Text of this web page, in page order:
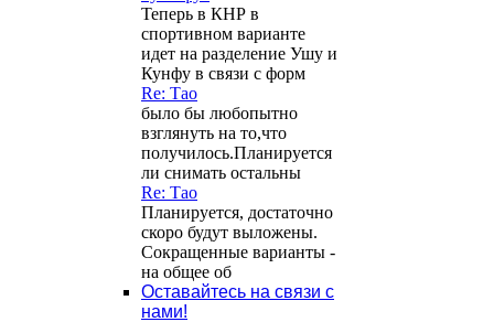
Теперь в КНР в
спортивном варианте
идет на разделение Ушу и
Кунфу в связи с форм
Re: Тао
было бы любопытно
взглянуть на то,что
получилось.Планируется
ли снимать остальны
Re: Тао
Планируется, достаточно
скоро будут выложены.
Сокращенные варианты -
на общее об
Оставайтесь на связи с
нами!